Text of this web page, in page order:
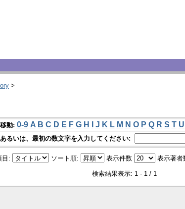
>
移動: 0-9 A B C D E F G H J K L M N O P Q R S T U
あるいは、最初の数文字を入力してください:
目: ソート順: 表示件数 表示著者
検索結果表示: 1 - 1 / 1